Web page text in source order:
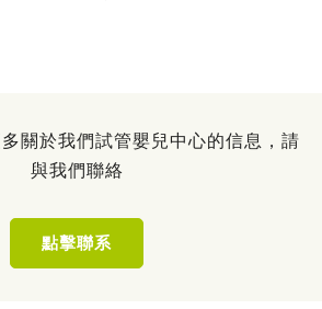
關於我們試管嬰兒中心的信息，請
與我們聯絡
點擊聯系